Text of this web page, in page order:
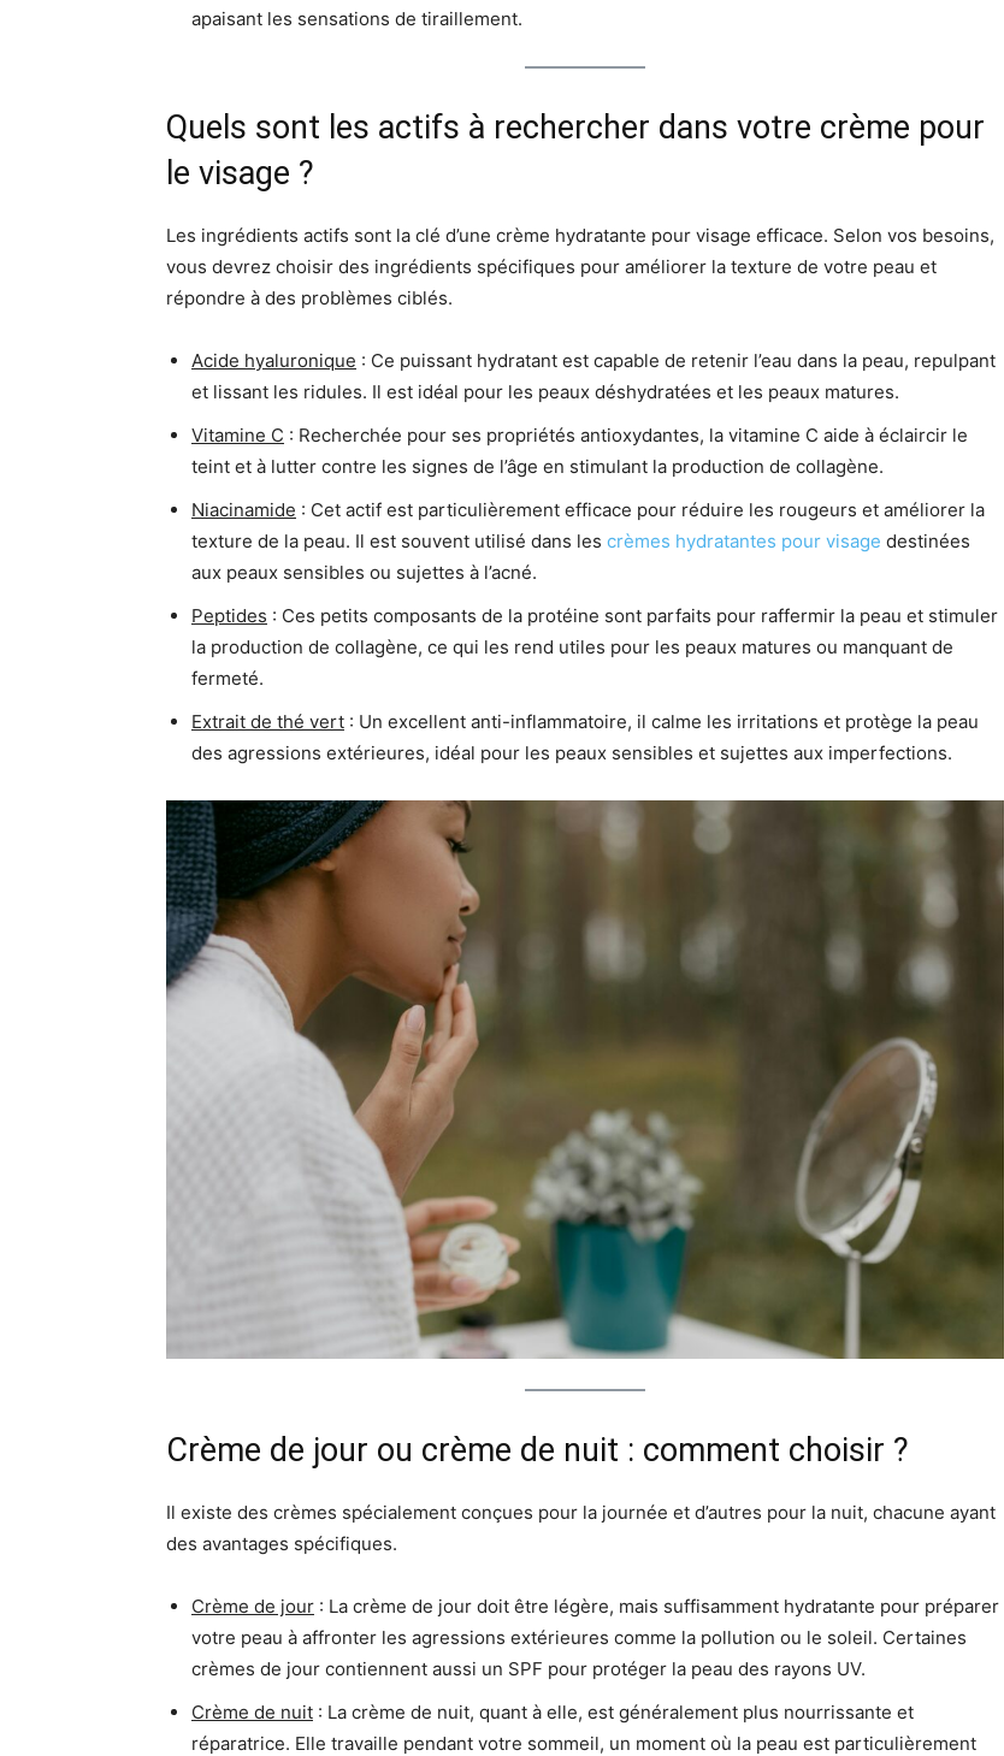
apaisant les sensations de tiraillement.
Quels sont les actifs à rechercher dans votre crème pour
le visage ?
Les ingrédients actifs sont la clé d’une crème hydratante pour visage efficace. Selon vos besoins,
vous devrez choisir des ingrédients spécifiques pour améliorer la texture de votre peau et
répondre à des problèmes ciblés.
Acide hyaluronique : Ce puissant hydratant est capable de retenir l’eau dans la peau, repulpant
et lissant les ridules. Il est idéal pour les peaux déshydratées et les peaux matures.
Vitamine C : Recherchée pour ses propriétés antioxydantes, la vitamine C aide à éclaircir le
teint et à lutter contre les signes de l’âge en stimulant la production de collagène.
Niacinamide : Cet actif est particulièrement efficace pour réduire les rougeurs et améliorer la
texture de la peau. Il est souvent utilisé dans les crèmes hydratantes pour visage destinées
aux peaux sensibles ou sujettes à l’acné.
Peptides : Ces petits composants de la protéine sont parfaits pour raffermir la peau et stimuler
la production de collagène, ce qui les rend utiles pour les peaux matures ou manquant de
fermeté.
Extrait de thé vert : Un excellent anti-inflammatoire, il calme les irritations et protège la peau
des agressions extérieures, idéal pour les peaux sensibles et sujettes aux imperfections.
Crème de jour ou crème de nuit : comment choisir ?
Il existe des crèmes spécialement conçues pour la journée et d’autres pour la nuit, chacune ayant
des avantages spécifiques.
Crème de jour : La crème de jour doit être légère, mais suffisamment hydratante pour préparer
votre peau à affronter les agressions extérieures comme la pollution ou le soleil. Certaines
crèmes de jour contiennent aussi un SPF pour protéger la peau des rayons UV.
Crème de nuit : La crème de nuit, quant à elle, est généralement plus nourrissante et
réparatrice. Elle travaille pendant votre sommeil, un moment où la peau est particulièrement